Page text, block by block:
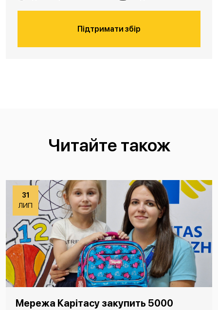
Підтримати збір
Читайте також
31
ЛИП
Мережа Карітасу закупить 5000